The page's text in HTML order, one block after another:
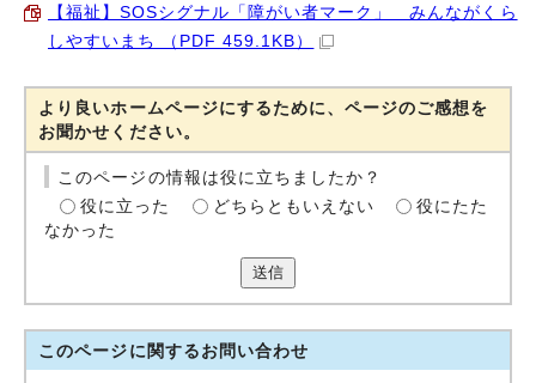
【福祉】SOSシグナル「障がい者マーク」 みんながくら
しやすいまち （PDF 459.1KB）
より良いホームページにするために、ページのご感想を
お聞かせください。
このページの情報は役に立ちましたか？
役に立った
どちらともいえない
役にたた
なかった
送信
このページに関する お問い合わせ